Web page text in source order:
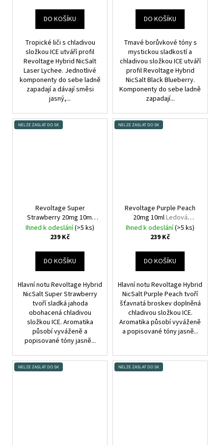
DO KOŠÍKU
Tropické liči s chladivou
složkou ICE utváří profil
Revoltage Hybrid NicSalt
Laser Lychee. Jednotlivé
komponenty do sebe ladně
zapadají a dávají směsi
jasný,...
DO KOŠÍKU
Tmavé borůvkové tóny s
mystickou sladkostí a
chladivou složkou ICE utváří
profil Revoltage Hybrid
NicSalt Black Blueberry.
Komponenty do sebe ladně
zapadají...
NELZE ZASLAT DO SK
Revoltage Super
Strawberry 20mg 10ml
Chladivé jahody
Ihned k odeslání(>5 ks)
239 Kč
DO KOŠÍKU
Hlavní notu Revoltage Hybrid
NicSalt Super Strawberry
tvoří sladká jahoda
obohacená chladivou
složkou ICE. Aromatika
působí vyváženě a
popisované tóny jasně...
NELZE ZASLAT DO SK
Revoltage Purple Peach
20mg 10mlLedová
broskev
Ihned k odeslání(>5 ks)
239 Kč
DO KOŠÍKU
Hlavní notu Revoltage Hybrid
NicSalt Purple Peach tvoří
šťavnatá broskev doplněná
chladivou složkou ICE.
Aromatika působí vyváženě
a popisované tóny jasně...
NELZE ZASLAT DO SK NELZE ZASLAT DO SK